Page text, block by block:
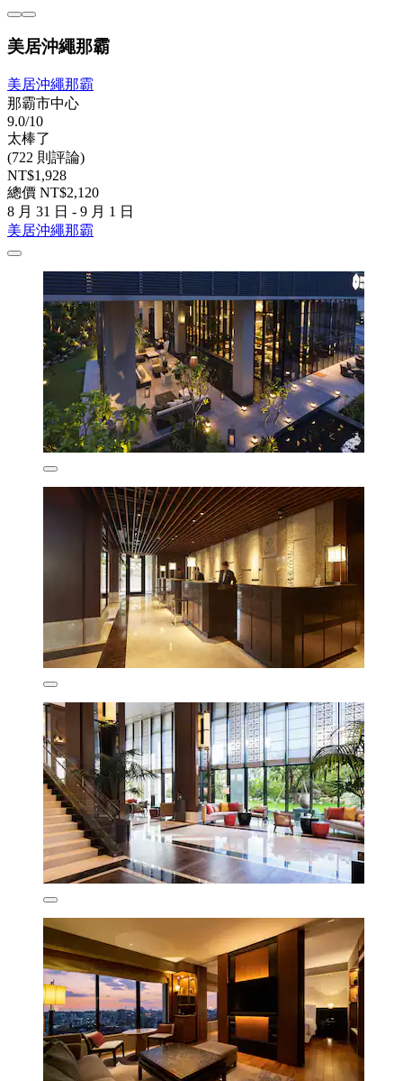
美居沖繩那霸
美居沖繩那霸
那霸市中心
9.0/10
太棒了
(722 則評論)
NT$1,928
總價 NT$2,120
8 月 31 日 - 9 月 1 日
美居沖繩那霸